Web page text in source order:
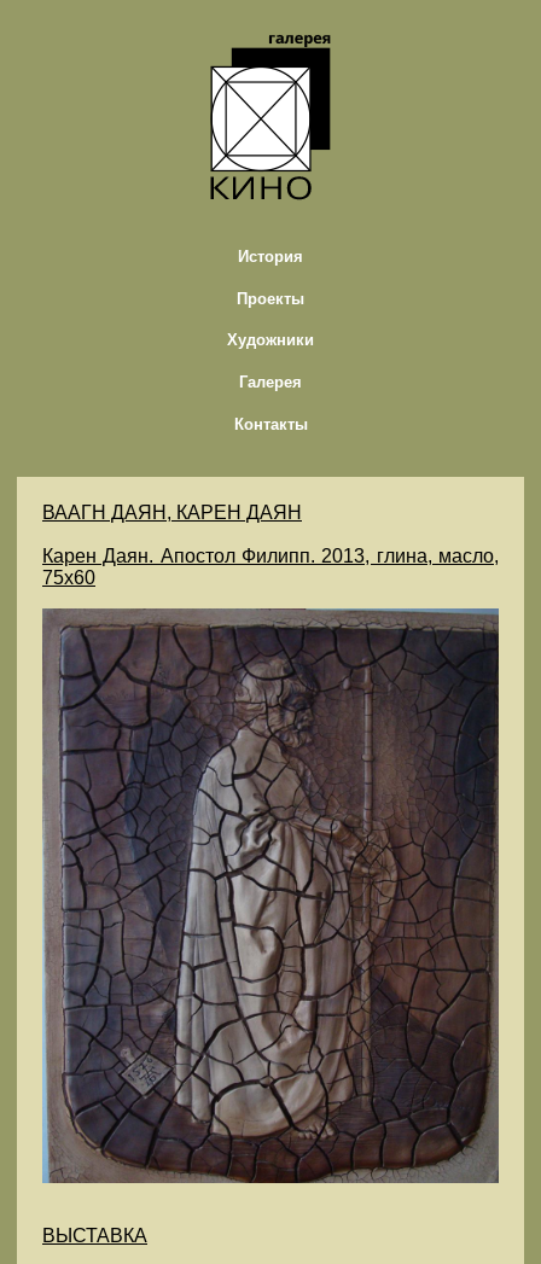
История
Проекты
Художники
Галерея
Контакты
ВААГН ДАЯН, КАРЕН ДАЯН
Карен Даян. Апостол Филипп. 2013, глина, масло,
75х60
ВЫСТАВКА